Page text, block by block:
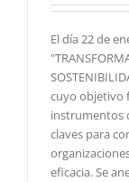
El día 22 de
cuyo objetivo
instrumentos
claves para
eficacia. Se